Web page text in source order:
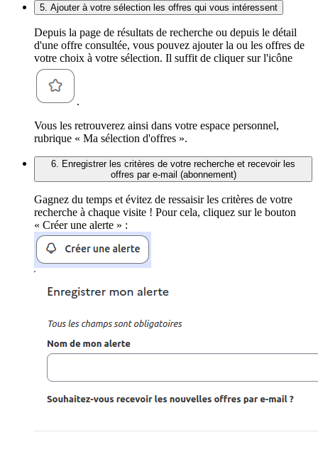
5. Ajouter à votre sélection les offres qui vous intéressent
Depuis la page de résultats de recherche ou depuis le détail
d'une offre consultée, vous pouvez ajouter la ou les offres de
votre choix à votre sélection. Il suffit de cliquer sur l'icône
.
Vous les retrouverez ainsi dans votre espace personnel,
rubrique « Ma sélection d'offres ».
6. Enregistrer les critères de votre recherche et recevoir les
offres par e-mail (abonnement)
Gagnez du temps et évitez de ressaisir les critères de votre
recherche à chaque visite ! Pour cela, cliquez sur le bouton
« Créer une alerte » :